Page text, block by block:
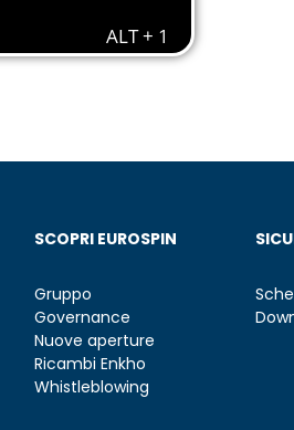
SCOPRI EUROSPIN
Gruppo
Governance
Nuove aperture
Ricambi Enkho
Whistleblowing